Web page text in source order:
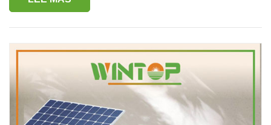
necesita más información, no dude en contactarnos.
¡Muchas gracias por su comprensión y cooperación!
¡wintop les desea un feliz Festival del Medio Otoño y Día
Nacional!
vacaciones. Para cualquier consulta de ventas y soporte,
envíe un correo electrónico a info@xmwintop.com y le
responderemos tan pronto como reanudemos el trabajo.
¡Les deseo un saludable Dragon Boat Festival!